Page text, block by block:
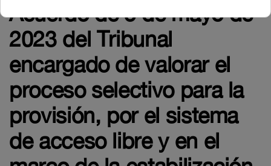
Acuerdo de 5 de mayo de
2023 del Tribunal
encargado de valorar el
proceso selectivo para la
provisión, por el sistema
de acceso libre y en el